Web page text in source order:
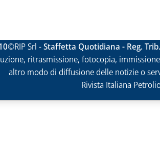
©RIP Srl -Staffetta Quotidiana - Reg.
ritrasmissione, fotocopia,
altro modo di diffusione delle notizie o
Rivista Italiana